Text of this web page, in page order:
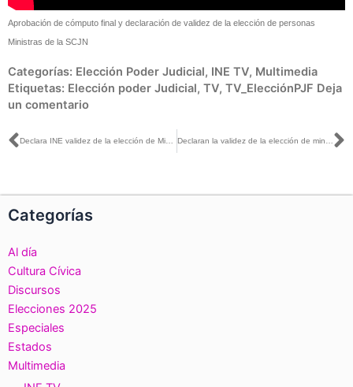
Aprobación de cómputo final y declaración de validez de la elección de personas
Ministras de la SCJN
Categorías: Elección Poder Judicial, INE TV, Multimedia
Etiquetas: Elección poder Judicial, TV, TV_ElecciónPJF Deja
un comentario
Ant
Categorías
Al día
Cultura Cívica
Discursos
Elecciones 2025
Especiales
Estados
Multimedia